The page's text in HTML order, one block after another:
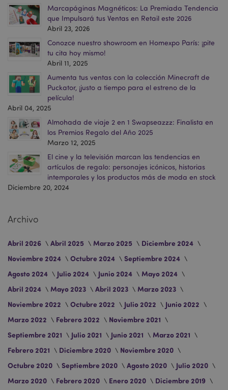
Marcapáginas Magnéticos: La Premiada Tendencia
que Impulsará tus Ventas en Retail este 2026
Abril 23, 2026
Conozce nuestro showroom en Homexpo París: ¡pite
tu cita hoy mismo!
Abril 11, 2025
Aumenta tus ventas con la colección Minecraft de
Puckator, ¡justo a tiempo para el estreno de la
película!
Abril 04, 2025
Almohada de viaje 2 en 1 Swapseazzz: Finalista en
los Premios Regalo del Año 2025
Marzo 12, 2025
El cine y la televisión marcan las tendencias en
artículos de regalo: personajes icónicos, historias
intemporales y los productos más de moda en stock
Diciembre 20, 2024
Archivo
Abril 2026 Abril 2025 Marzo 2025
Diciembre 2024
Noviembre 2024
Octubre 2024
Septiembre 2024
Agosto 2024
Julio 2024 Junio 2024
Mayo 2024
Abril 2024
Mayo 2023 Abril 2023
Marzo 2023
Noviembre 2022
Octubre 2022 Julio 2022
Junio 2022
Marzo 2022
Febrero 2022
Noviembre 2021
Septiembre 2021
Julio 2021 Junio 2021
Marzo 2021
Febrero 2021
Diciembre 2020
Noviembre 2020
Octubre 2020
Septiembre 2020 Agosto 2020
Julio 2020
Marzo 2020
Febrero 2020 Enero 2020
Diciembre 2019
_GRECAPTCHA
Google LLC
.google.com
mage-cache-storage
mage-cache-storage-section-
invalidation
Adobe Inc.
form_key
Adobe Inc.
PHPSESSID
PHP.net
Política de privacidad de
Google.